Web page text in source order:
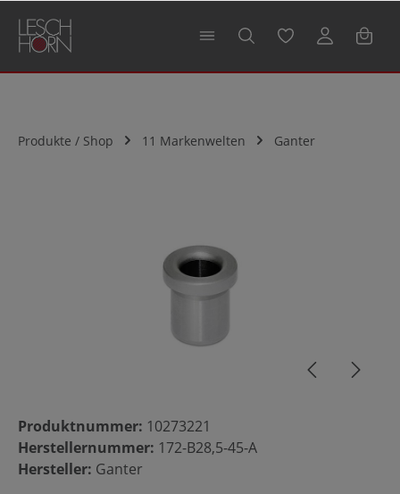
springen
Produkte / Shop 11 Markenwelten Ganter
Produktnummer: 10273221
Herstellernummer: 172-B28,5-45-A
Hersteller: Ganter